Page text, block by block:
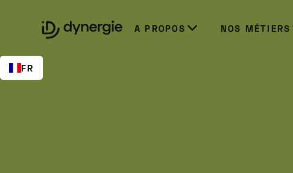
A PROPOS NOS MÉTIERS
FR